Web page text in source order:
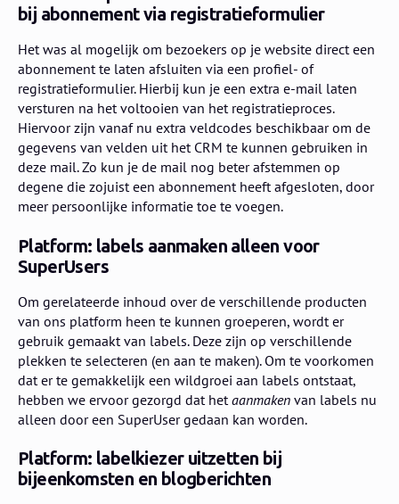
bij abonnement via registratieformulier
Het was al mogelijk om bezoekers op je website direct een
abonnement te laten afsluiten via een profiel- of
registratieformulier. Hierbij kun je een extra e-mail laten
versturen na het voltooien van het registratieproces.
Hiervoor zijn vanaf nu extra veldcodes beschikbaar om de
gegevens van velden uit het CRM te kunnen gebruiken in
deze mail. Zo kun je de mail nog beter afstemmen op
degene die zojuist een abonnement heeft afgesloten, door
meer persoonlijke informatie toe te voegen.
Platform: labels aanmaken alleen voor
SuperUsers
Om gerelateerde inhoud over de verschillende producten
van ons platform heen te kunnen groeperen, wordt er
gebruik gemaakt van labels. Deze zijn op verschillende
plekken te selecteren (en aan te maken). Om te voorkomen
dat er te gemakkelijk een wildgroei aan labels ontstaat,
hebben we ervoor gezorgd dat het aanmaken van labels nu
alleen door een SuperUser gedaan kan worden.
Platform: labelkiezer uitzetten bij
bijeenkomsten en blogberichten